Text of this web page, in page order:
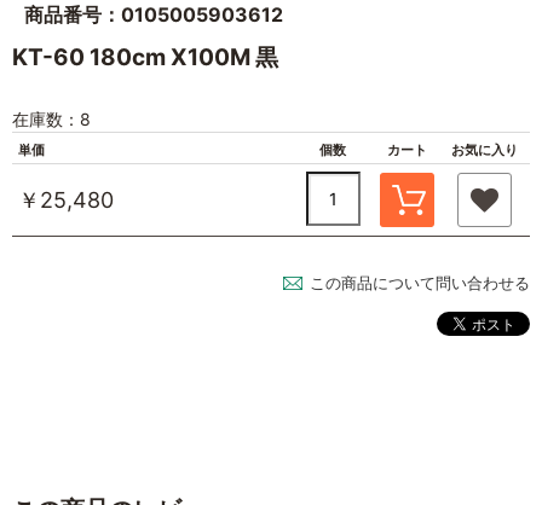
商品番号：0105005903612
KT-60 180cm X100M 黒
在庫数：8
単価 個数 カート お気に入り
￥25,480
この商品について問い合わせる